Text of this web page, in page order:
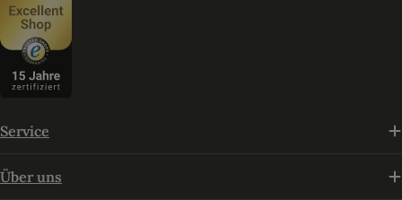
Service
Über uns